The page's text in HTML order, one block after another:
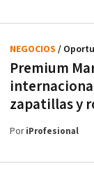
Premium
zapatillas y
NEGOCIOS /
PoriProfesional